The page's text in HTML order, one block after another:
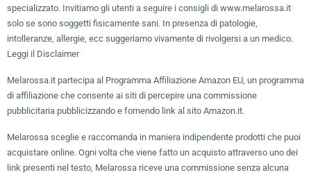
specializzato. Invitiamo gli utenti a seguire i consigli di www.melarossa.it
solo se sono soggetti fisicamente sani. In presenza di patologie,
intolleranze, allergie, ecc suggeriamo vivamente di rivolgersi a un medico.
Leggi il Disclaimer
Melarossa.it partecipa al Programma Affiliazione Amazon EU, un programma
di affiliazione che consente ai siti di percepire una commissione
pubblicitaria pubblicizzando e fornendo link al sito Amazon.it.
Melarossa sceglie e raccomanda in maniera indipendente prodotti che puoi
acquistare online. Ogni volta che viene fatto un acquisto attraverso uno dei
link presenti nel testo, Melarossa riceve una commissione senza alcuna